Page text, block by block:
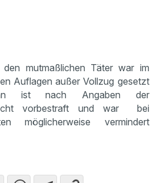
mutmaßlichen Täter war im
Auflagen außer Vollzug gesetzt
ist nach Angaben der
vorbestraft und war bei
möglicherweise vermindert